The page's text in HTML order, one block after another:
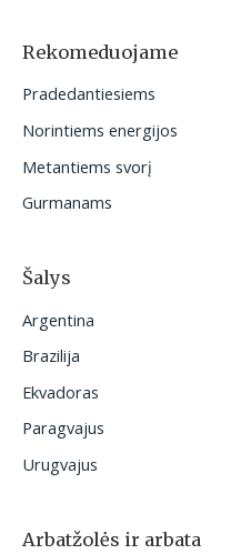
o
:
Rekomeduojame
Pradedantiesiems
Norintiems energijos
Metantiems svorį
Gurmanams
Šalys
Argentina
Brazilija
Ekvadoras
Paragvajus
Urugvajus
Arbatžolės ir arbata